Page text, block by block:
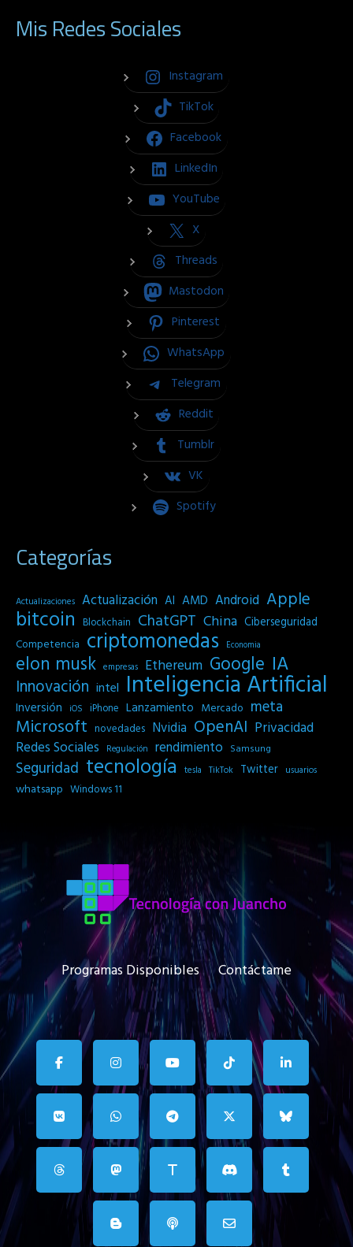
Mis Redes Sociales
Instagram
TikTok
Facebook
LinkedIn
YouTube
X
Threads
Mastodon
Pinterest
WhatsApp
Telegram
Reddit
Tumblr
VK
Spotify
Categorías
Actualizaciones Actualización AI AMD Android Apple
bitcoin Blockchain ChatGPT China Ciberseguridad
Competencia criptomonedas Economia
elon musk empresas Ethereum Google IA
Innovación intel Inteligencia Artificial
Inversión iOS iPhone Lanzamiento Mercado meta
Microsoft novedades Nvidia OpenAI Privacidad
Redes Sociales
Regulación rendimiento Samsung
Seguridad tecnología tesla TikTok Twitter usuarios
whatsapp Windows 11
Programas Disponibles Contáctame